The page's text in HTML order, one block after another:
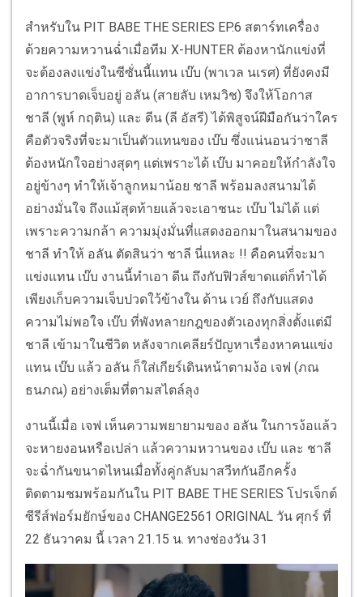
สำหรับใน PIT BABE THE SERIES EP.6 สตาร์ทเครื่อง
ด้วยความหวานฉ่ำเมื่อทีม X-HUNTER ต้องหานักแข่งที่
จะต้องลงแข่งในซีซั่นนี้แทน เบ๊บ (พาเวล นเรศ) ที่ยังคงมี
อาการบาดเจ็บอยู่ อลัน (สายลับ เหมวิช) จึงให้โอกาส
ชาลี (พูห์ กฤติน) และ ดีน (ลี อัสรี) ได้พิสูจน์ฝีมือกันว่าใคร
คือตัวจริงที่จะมาเป็นตัวแทนของ เบ๊บ ซึ่งแน่นอนว่าชาลี
ต้องหนักใจอย่างสุดๆ แต่เพราะได้ เบ๊บ มาคอยให้กำลังใจ
อยู่ข้างๆ ทำให้เจ้าลูกหมาน้อย ชาลี พร้อมลงสนามได้
อย่างมั่นใจ ถึงแม้สุดท้ายแล้วจะเอาชนะ เบ๊บ ไม่ได้ แต่
เพราะความกล้า ความมุ่งมั่นที่แสดงออกมาในสนามของ
ชาลี ทำให้ อลัน ตัดสินว่า ชาลี นี่แหละ !! คือคนที่จะมา
แข่งแทน เบ๊บ งานนี้ทำเอา ดีน ถึงกับฟิวส์ขาดแต่ก็ทำได้
เพียงเก็บความเจ็บปวดใว้ข้างใน ด้าน เวย์ ถึงกับแสดง
ความไม่พอใจ เบ๊บ ที่พังทลายกฎของตัวเองทุกสิ่งตั้งแต่มี
ชาลี เข้ามาในชีวิต หลังจากเคลียร์ปัญหาเรื่องหาคนแข่ง
แทน เบ๊บ แล้ว อลัน ก็ใส่เกียร์เดินหน้าตามง้อ เจฟ (ภณ
ธนภณ) อย่างเต็มที่ตามสไตล์ลุง
งานนี้เมื่อ เจฟ เห็นความพยายามของ อลัน ในการง้อแล้ว
จะหายงอนหรือเปล่า แล้วความหวานของ เบ๊บ และ ชาลี
จะฉ่ำกันขนาดไหนเมื่อทั้งคู่กลับมาสวีทกันอีกครั้ง
ติดตามชมพร้อมกันใน PIT BABE THE SERIES โปรเจ็กต์
ซีรีส์ฟอร์มยักษ์ของ CHANGE2561 ORIGINAL วัน ศุกร์ ที่
22 ธันวาคม นี้ เวลา 21.15 น. ทางช่องวัน 31